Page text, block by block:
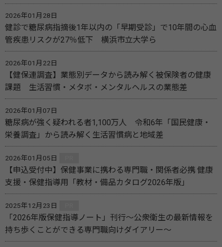
2026年01月28日
健診で糖尿病指摘後1年以内の「早期受診」で10年間の心血
管疾患リスクが27％低下 横浜市立大学ら
2026年01月22日
【健保連調査】業態別データから読み解く被保険者の健康
課題 生活習慣・メタボ・メンタルヘルスの業態差
2026年01月07日
糖尿病が強く疑われる者1,100万人 令和6年「国民健康・
栄養調査」から読み解く生活習慣病と地域差
2026年01月05日
【申込受付中】保健事業に携わる専門職・関係者必携 健康
支援・保健指導用「教材・備品カタログ2026年版」
2025年12月23日
「2026年版保健指導ノート」刊行～公衆衛生の最新情報を
持ち歩くことができる専門職向けダイアリー～